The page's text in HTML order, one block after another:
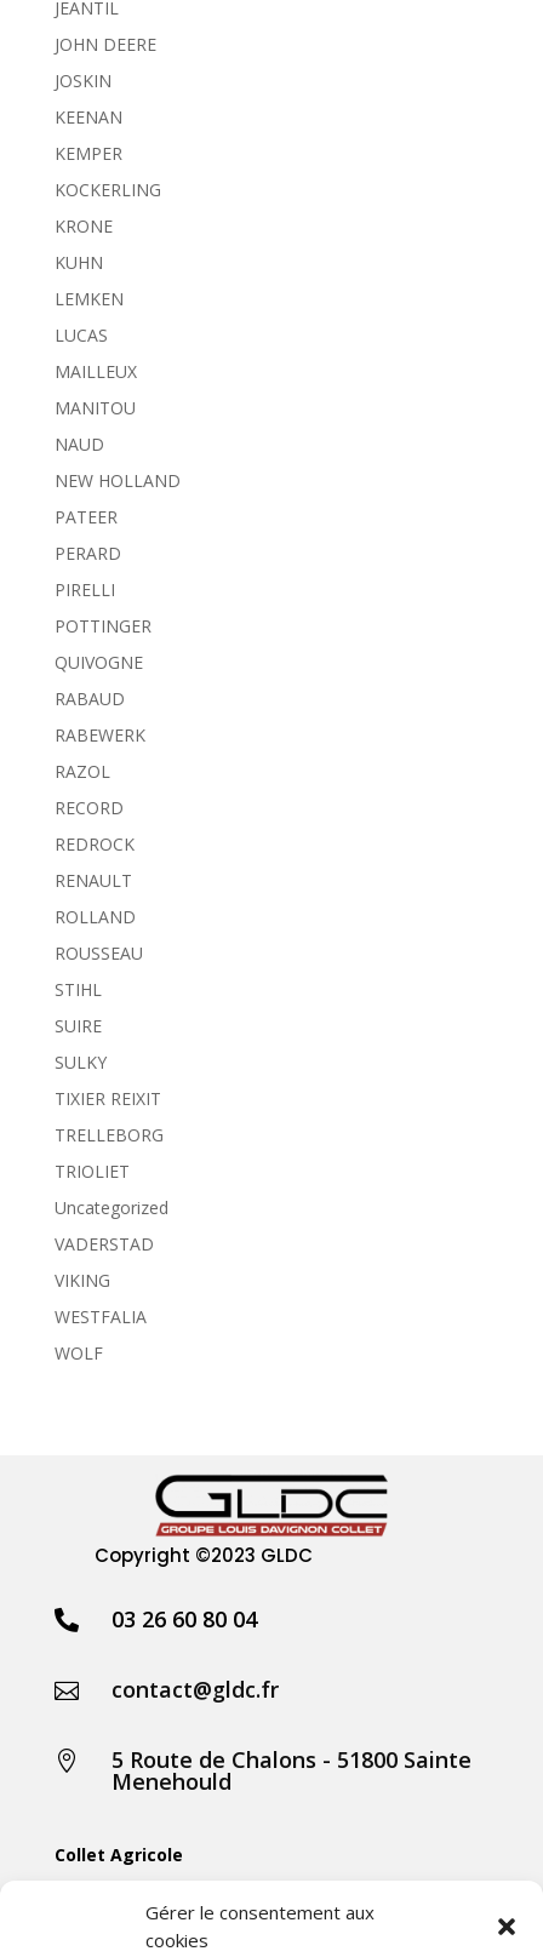
Gérer le consentement aux
cookies
JEANTIL
JOHN DEERE
JOSKIN
KEENAN
KEMPER
KOCKERLING
KRONE
KUHN
LEMKEN
LUCAS
MAILLEUX
MANITOU
NAUD
NEW HOLLAND
PATEER
PERARD
PIRELLI
POTTINGER
QUIVOGNE
RABAUD
RABEWERK
RAZOL
RECORD
REDROCK
RENAULT
ROLLAND
ROUSSEAU
STIHL
SUIRE
SULKY
TIXIER REIXIT
TRELLEBORG
TRIOLIET
Uncategorized
VADERSTAD
VIKING
WESTFALIA
WOLF
Copyright ©2023 GLDC
 03 26 60 80 04
 contact@gldc.fr
 5 Route de Chalons - 51800 Sainte
Menehould
Collet Agricole
Collet Motoculture